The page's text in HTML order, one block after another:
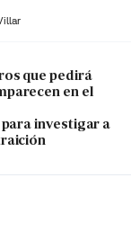
que pedirá
en el
investigar a